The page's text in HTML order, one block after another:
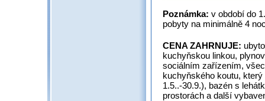
Poznámka: v období do
pobyty na minimálně 4
CENA ZAHRNUJE:
kuchyňskou linkou,
sociálním zařízením,
kuchyňského koutu,
1.5..-30.9.), bazén s
prostorách a další